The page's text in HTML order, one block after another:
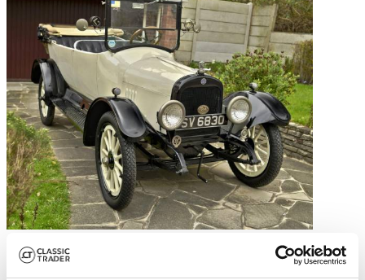
1916 | Dort Four